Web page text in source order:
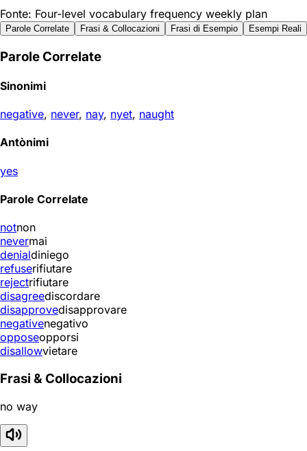
Fonte: Four-level vocabulary frequency weekly plan
Parole Correlate Frasi & Collocazioni Frasi di Esempio Esempi Reali
Parole Correlate
Sinonimi
negative, never, nay, nyet, naught
Antònimi
yes
Parole Correlate
notnon
nevermai
denialdiniego
refuserifiutare
rejectrifiutare
disagreediscordare
disapprovedisapprovare
negativenegativo
opposeopporsi
disallowvietare
Frasi & Collocazioni
no way